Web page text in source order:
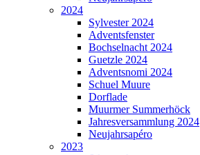
2024
Sylvester 2024
Adventsfenster
Bochselnacht 2024
Guetzle 2024
Adventsnomi 2024
Schuel Muure
Dorflade
Muurmer Summerhöck
Jahresversammlung 2024
Neujahrsapéro
2023